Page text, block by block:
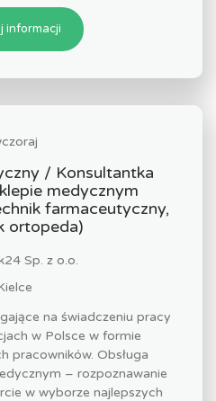
informacji
/ Konsultantka
medycznym
farmaceutyczny,
ortopeda)
Sp. z o.o.
na świadczeniu pracy
w Polsce w formie
pracowników. Obsługa
– rozpoznawanie
w wyborze najlepszych